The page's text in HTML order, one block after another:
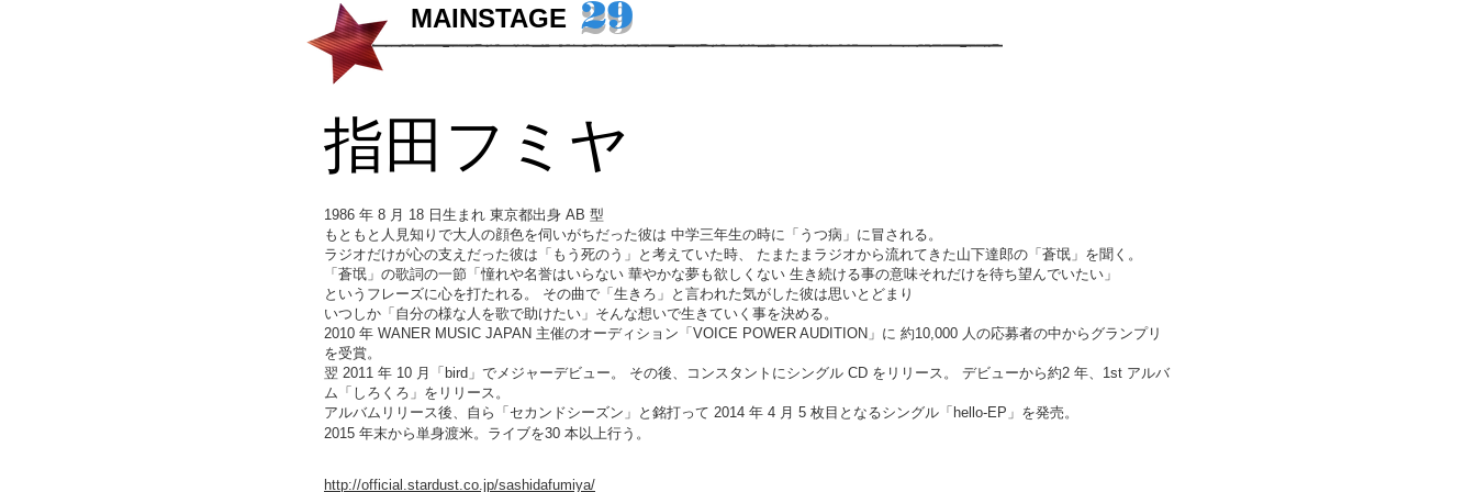
MAINSTAGE 29
​指田フミヤ
1986 年 8 月 18 日生まれ 東京都出身 AB 型
もともと人見知りで大人の顔色を伺いがちだった彼は 中学三年生の時に「うつ病」に冒される。
ラジオだけが心の支えだった彼は「もう死のう」と考えていた時、 たまたまラジオから流れてきた山下達郎の「蒼氓」を聞く。
「蒼氓」の歌詞の一節「憧れや名誉はいらない 華やかな夢も欲しくない 生き続ける事の意味それだけを待ち望んでいたい」
というフレーズに心を打たれる。 その曲で「生きろ」と言われた気がした彼は思いとどまり
いつしか「自分の様な人を歌で助けたい」そんな想いで生きていく事を決める。
2010 年 WANER MUSIC JAPAN 主催のオーディション「VOICE POWER AUDITION」に 約10,000 人の応募者の中からグランプリ
を受賞。
翌 2011 年 10 月「bird」でメジャーデビュー。 その後、コンスタントにシングル CD をリリース。 デビューから約2 年、1st アルバ
ム「しろくろ」をリリース。
アルバムリリース後、自ら「セカンドシーズン」と銘打って 2014 年 4 月 5 枚目となるシングル「hello-EP」を発売。
2015 年末から単身渡米。ライブを30 本以上行う。
http://official.stardust.co.jp/sashidafumiya/